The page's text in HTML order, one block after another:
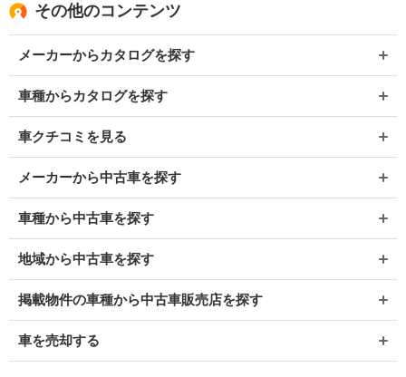
その他のコンテンツ
メーカーからカタログを探す
車種からカタログを探す
車クチコミを見る
メーカーから中古車を探す
車種から中古車を探す
地域から中古車を探す
掲載物件の車種から中古車販売店を探す
車を売却する